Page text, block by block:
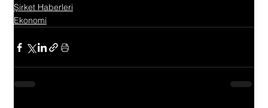
Şirket Haberleri
Ekonomi